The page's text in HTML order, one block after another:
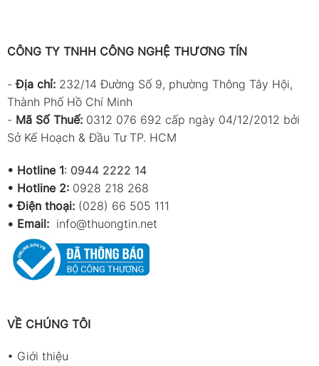
CÔNG TY TNHH CÔNG NGHỆ THƯƠNG TÍN
-Địa chỉ: 232/14 Đường Số 9, phường Thông Tây Hội,
Thành Phố Hồ Chí Minh
- Mã Số Thuế: 0312 076 692 cấp ngày 04/12/2012 bởi
Sở Kế Hoạch & Đầu Tư TP. HCM
• Hotline 1: 0944 2222 14
• Hotline 2: 0928 218 268
• Điện thoại: (028) 66 505 111
• Email: info@thuongtin.net
VỀ CHÚNG TÔI
• Giới thiệu